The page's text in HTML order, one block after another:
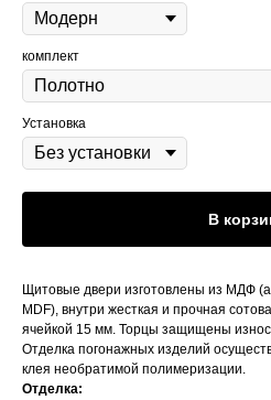
комплект
Установка
В
Щитовые двери изготовлены из МДФ
MDF), внутри жесткая и прочная
ячейкой 15 мм. Торцы защищены
Отделка погонажных изделий
клея необратимой полимеризации.
Отделка: